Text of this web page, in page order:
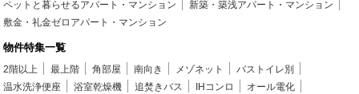
ペットと暮らせるアパート・マンション
新築・築浅アパート・マンション
敷金・礼金ゼロアパート・マンション
物件特集一覧
2階以上 最上階 角部屋 南向き メゾネット
バストイレ別
温水洗浄便座
浴室乾燥機 追焚きバス IHコンロ
オール電化